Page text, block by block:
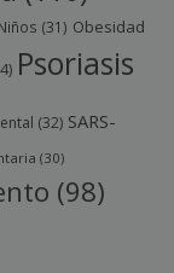
(31) Obesidad
Psoriasis
(32) SARS-
(30)
(98)